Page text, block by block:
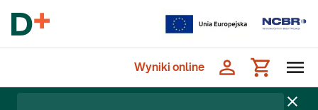
Wyniki online